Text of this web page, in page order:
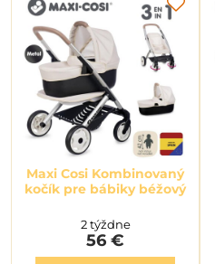
Maxi Cosi Kombinovaný
kočík pre bábiky béžový
2 týždne
56 €